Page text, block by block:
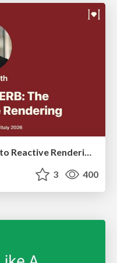
HTML-Aware ERB: The Path to Reactive Rendering @ RubyCon 2026, Rimini, Italy
3 400